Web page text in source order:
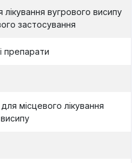
лікування вугрового висипу
застосування
препарати
місцевого лікування